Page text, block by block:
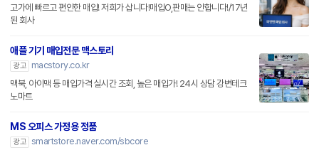
고가에 빠르고 편안한 매입! 저희가 삽니다!매입O,판매는 안합니다!/17년
된 회사
애플 기기 매입전문 맥스토리
광고
macstory.co.kr
맥북, 아이맥 등 매입가격 실시간 조회, 높은 매입가! 24시 상담 강변테크
노마트
MS 오피스 가정용 정품
광고 smartstore.naver.com/sbcore